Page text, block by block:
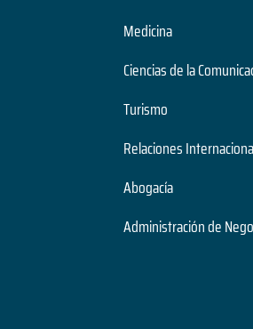
Medicina
Ciencias de la
Turismo
Relaciones
Abogacía
Administración de